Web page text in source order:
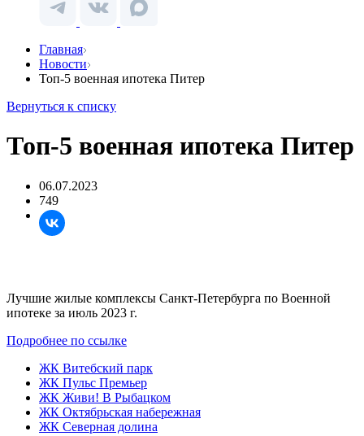
Главная
Новости
Топ-5 военная ипотека Питер
Вернуться к списку
Топ-5 военная ипотека Питер
06.07.2023
749
Лучшие жилые комплексы Санкт-Петербурга по Военной
ипотеке за июль 2023 г.
Подробнее по ссылке
ЖК Витебский парк
ЖК Пульс Премьер
ЖК Живи! В Рыбацком
ЖК Октябрьская набережная
ЖК Северная долина